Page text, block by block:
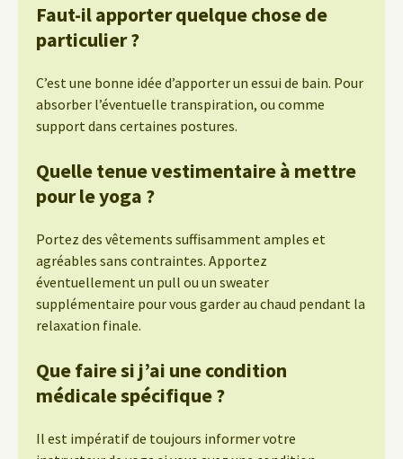
Faut-il apporter quelque chose de
particulier ?
C’est une bonne idée d’apporter un essui de bain. Pour
absorber l’éventuelle transpiration, ou comme
support dans certaines postures.
Quelle tenue vestimentaire à mettre
pour le yoga ?
Portez des vêtements suffisamment amples et
agréables sans contraintes. Apportez
éventuellement un pull ou un sweater
supplémentaire pour vous garder au chaud pendant la
relaxation finale.
Que faire si j’ai une condition
médicale spécifique ?
Il est impératif de toujours informer votre